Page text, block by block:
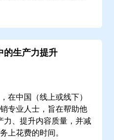
策略，节省时间并提高
的生产力提升
在中国（线上或线下）
专业人士，旨在帮助他
、提升内容质量，并减
上花费的时间。